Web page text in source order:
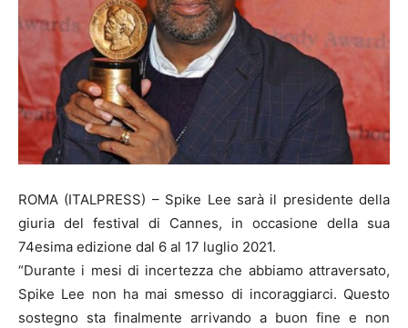
ROMA (ITALPRESS) – Spike Lee sarà il presidente della
giuria del festival di Cannes, in occasione della sua
74esima edizione dal 6 al 17 luglio 2021.
“Durante i mesi di incertezza che abbiamo attraversato,
Spike Lee non ha mai smesso di incoraggiarci. Questo
sostegno sta finalmente arrivando a buon fine e non